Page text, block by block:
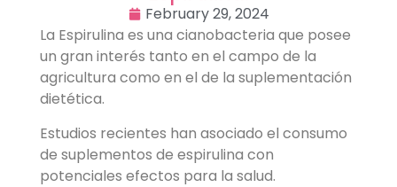
February 29, 2024
La Espirulina es una cianobacteria que posee
un gran interés tanto en el campo de la
agricultura como en el de la suplementación
dietética.
Estudios recientes han asociado el consumo
de suplementos de espirulina con
potenciales efectos para la salud.